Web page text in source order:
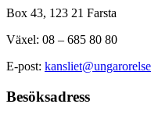
Box 43, 123 21 Farsta
Växel: 08 – 685 80 80
E-post:
Besöksadress